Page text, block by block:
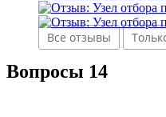
Все отзывы
Вопросы 14